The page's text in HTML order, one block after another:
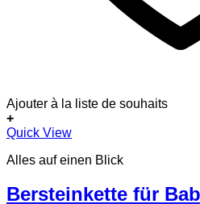
Ajouter à la liste de souhaits
+
Quick View
Alles auf einen Blick
Bersteinkette für